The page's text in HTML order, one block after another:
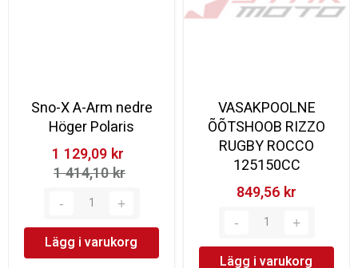
Sno-X A-Arm nedre
Höger Polaris
1 129,09 kr‎
1 414,10 kr‎
Lägg i varukorg
VASAKPOOLNE
ÕÕTSHOOB RIZZO
RUGBY ROCCO
125150CC
849,56 kr‎
Lägg i varukorg